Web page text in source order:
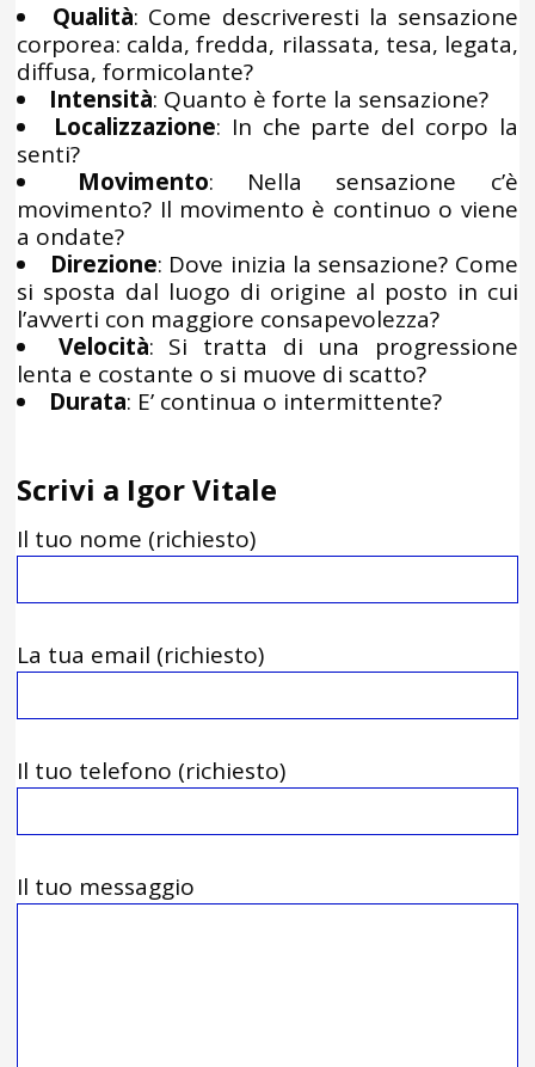
Qualità: Come descriveresti la sensazione
corporea: calda, fredda, rilassata, tesa, legata,
diffusa, formicolante?
Intensità: Quanto è forte la sensazione?
Localizzazione: In che parte del corpo la
senti?
Movimento: Nella sensazione c’è
movimento? Il movimento è continuo o viene
a ondate?
Direzione: Dove inizia la sensazione? Come
si sposta dal luogo di origine al posto in cui
l’avverti con maggiore consapevolezza?
Velocità: Si tratta di una progressione
lenta e costante o si muove di scatto?
Durata: E’ continua o intermittente?
Scrivi a Igor Vitale
Il tuo nome (richiesto)
La tua email (richiesto)
Il tuo telefono (richiesto)
Il tuo messaggio